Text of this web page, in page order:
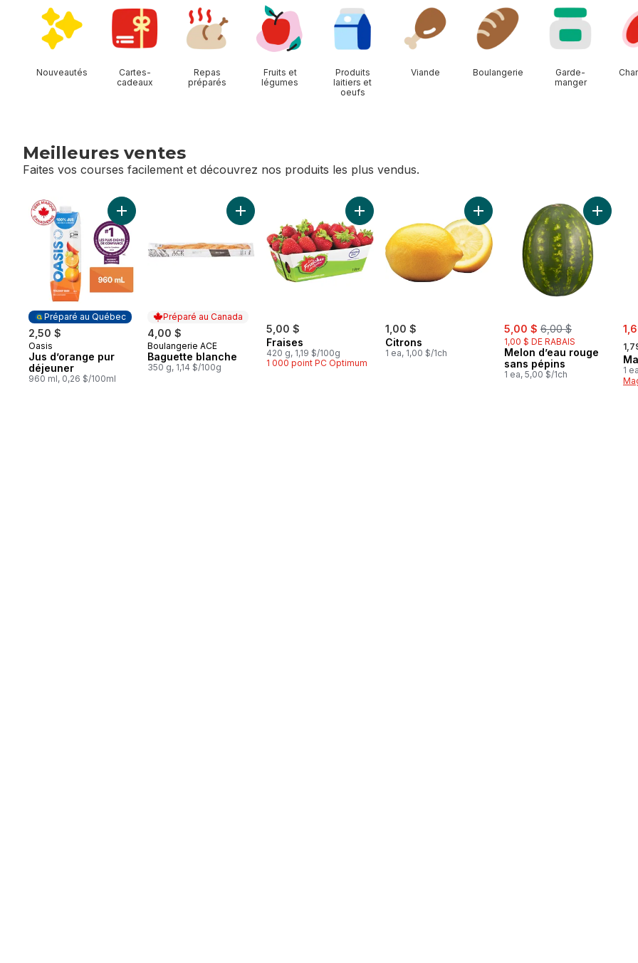
Nouveautés
Cartes-
cadeaux
Repas
préparés
Fruits et
légumes
Produits
laitiers et
oeufs
Viande Boulangerie
Garde-
manger
Meilleures ventes
Faites vos courses facilement et découvrez nos produits les plus vendus.
sauter Meilleures ventes
Préparé au Québec
2,50 $
Préparé au Québec
Oasis
Jus d’orange pur
déjeuner
960 ml, 0,26 $/100ml
Ajouter Jus d’orange pur déjeuner au panier
Préparé au Canada
4,00 $
Préparé au Canada
Boulangerie ACE
Baguette blanche
350 g, 1,14 $/100g
Ajouter Baguette blanche au panier
5,00 $
Fraises
420 g, 1,19 $/100g
1 000 point PC Optimum
Ajouter Fraises au panier
1,00 $
Citrons
1 ea, 1,00 $/1ch
Ajouter Citrons au panier
sale:
5,00 $ , formerly:
6,00 $
1,00 $ DE RABAIS
Melon d’eau rouge
sans pépins
1 ea, 5,00 $/1ch
Ajouter
,
1